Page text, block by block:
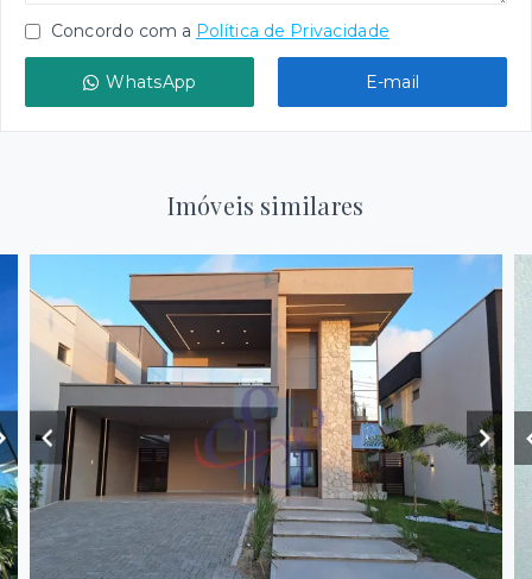
Concordo com a Política de Privacidade
WhatsApp E-mail
Imóveis similares